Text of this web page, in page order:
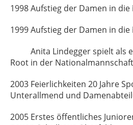
1998 Aufstieg der Damen in die
1999 Aufstieg der Damen in die
Anita Lindegger spielt als
Root in der Nationalmannschaft
2003 Feierlichkeiten 20 Jahre
Unterallmend und
2005 Erstes öffentliches